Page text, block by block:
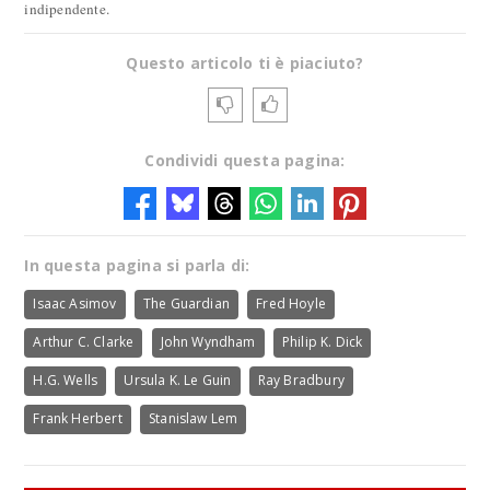
indipendente.
Questo articolo ti è piaciuto?
Condividi questa pagina:
In questa pagina si parla di:
Isaac Asimov The Guardian Fred Hoyle
Arthur C. Clarke John Wyndham Philip K. Dick
H.G. Wells Ursula K. Le Guin Ray Bradbury
Frank Herbert Stanislaw Lem